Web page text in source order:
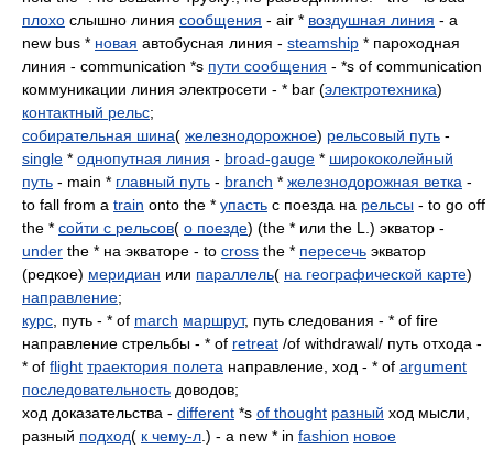
плохо слышно линия сообщения - air * воздушная линия - a
new bus * новая автобусная линия - steamship * пароходная
линия - communication *s пути сообщения - *s of communication
коммуникации линия электросети - * bar (электротехника)
контактный рельс;
собирательная шина( железнодорожное) рельсовый путь -
single * однопутная линия - broad-gauge * ширококолейный
путь - main * главный путь - branch * железнодорожная ветка -
to fall from a train onto the * упасть с поезда на рельсы - to go off
the * сойти с рельсов( о поезде) (the * или the L.) экватор -
under the * на экваторе - to cross the * пересечь экватор
(редкое) меридиан или параллель( на географической карте)
направление;
курс , путь - * of march маршрут, путь следования - * of fire
направление стрельбы - * of retreat /of withdrawal/ путь отхода -
* of flight траектория полета направление, ход - * of argument
последовательность доводов;
ход доказательства - different *s of thought разный ход мысли,
разный подход( к чему-л .) - a new * in fashion новое